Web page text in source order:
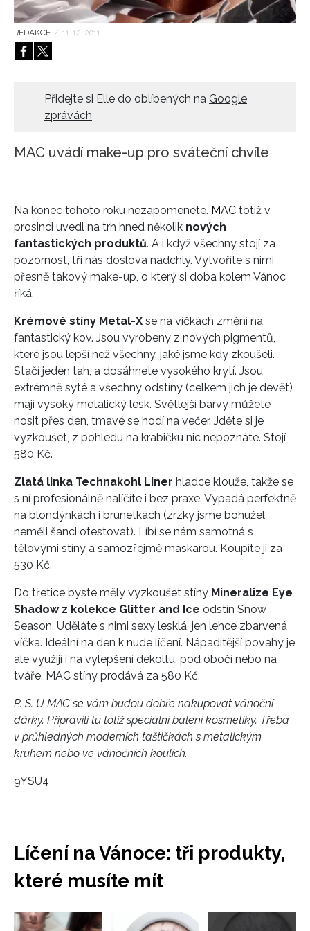
HOME
REDAKCE / 11. 12. 2011
Přidejte si Elle do oblíbených na Google
zprávách
MAC uvádí make-up pro sváteční chvíle
Na konec tohoto roku nezapomenete. MAC totiž v
prosinci uvedl na trh hned několik nových
fantastických produktů. A i když všechny stojí za
pozornost, tři nás doslova nadchly. Vytvoříte s nimi
přesně takový make-up, o který si doba kolem Vánoc
říká.
Krémové stíny Metal-Xse na víčkách změní na
fantastický kov. Jsou vyrobeny z nových pigmentů,
které jsou lepší než všechny, jaké jsme kdy zkoušeli.
Stačí jeden tah, a dosáhnete vysokého krytí. Jsou
extrémně syté a všechny odstíny (celkem jich je devět)
mají vysoký metalický lesk. Světlejší barvy můžete
nosit přes den, tmavé se hodí na večer. Jděte si je
vyzkoušet, z pohledu na krabičku nic nepoznáte. Stojí
580 Kč.
Zlatá linka Technakohl Liner hladce klouže, takže se
s ní profesionálně nalíčíte i bez praxe. Vypadá perfektně
na blondýnkách i brunetkách (zrzky jsme bohužel
neměli šanci otestovat). Líbí se nám samotná s
tělovými stíny a samozřejmě maskarou. Koupíte ji za
530 Kč.
Do třetice byste měly vyzkoušet stíny Mineralize Eye
Shadow z kolekce Glitter and Ice odstín Snow
Season. Uděláte s nimi sexy lesklá, jen lehce zbarvená
víčka. Ideální na den k nude líčení. Nápaditější povahy je
ale využijí i na vylepšení dekoltu, pod obočí nebo na
tváře. MAC stíny prodává za 580 Kč.
P. S. U MAC se vám budou dobře nakupovat vánoční
dárky. Připravili tu totiž speciální balení kosmetiky. Třeba
v průhledných moderních taštičkách s metalickým
kruhem nebo ve vánočních koulích.
9YSU4
Líčení na Vánoce: tři produkty,
které musíte mít